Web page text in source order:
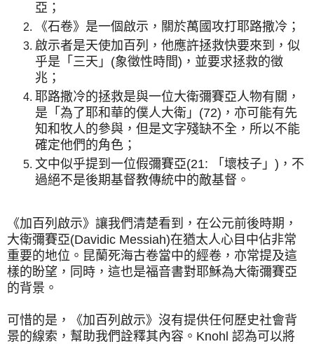
亞；
《石卷》是一個啟示，關於萬國攻打耶路撒冷；
啟示者是天使加百列，他應許拯救快要來到，似
乎是「三天」(象徵性時間)，並要求拯救的徵
兆；
耶路撒冷的拯救是與一位大衛彌賽亞人物有關，
是「為了耶和華的僕人大衛」(72)，亦可能有先
知和牧人的參與，但是文字殘缺不全，所以不能
確定他們的角色；
文中似乎提到一位假彌賽亞(21: 「壞枝子」)，不
過絕不是後期基督教傳統中的敵基督。
《加百列啟示》讓我們清楚看到，在公元前後時期，
大衛彌賽亞(Davidic Messiah)在猶太人心目中佔非常
重要的地位。昆蘭死海古卷當中的經卷，亦常提及這
樣的盼望，同時，這也是福音書對耶穌為大衛彌賽亞
的背景。
可惜的是，《加百列啟示》沒有提供任何歷史社會背
景的線索，幫助我們詮釋其內容。Knohl 認為可以將